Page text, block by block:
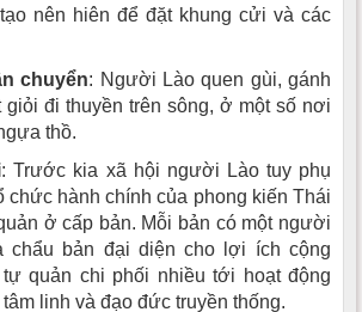
nên hiên để đặt khung cửi và các
chuyển: Người Lào quen gùi, gánh
giỏi đi thuyền trên sông, ở một số nơi
thồ.
: Trước kia xã hội người Lào tuy phụ
chức hành chính của phong kiến Thái
ở cấp bản. Mỗi bản có một người
chẩu bản đại diện cho lợi ích cộng
quản chi phối nhiều tới hoạt động
linh và đạo đức truyền thống.